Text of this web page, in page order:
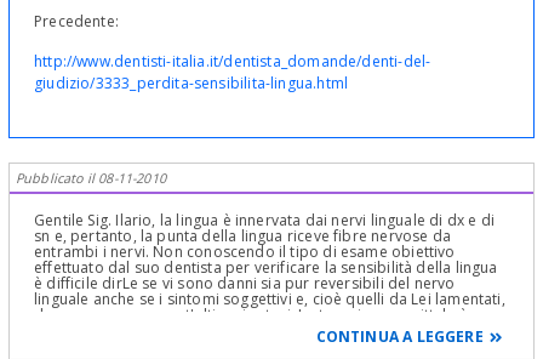
Precedente:
http://www.dentisti-italia.it/dentista_domande/denti-del-
giudizio/3333_perdita-sensibilita-lingua.html
Pubblicato il 08-11-2010
Gentile Sig. Ilario, la lingua è innervata dai nervi linguale di dx e di
sn e, pertanto, la punta della lingua riceve fibre nervose da
entrambi i nervi. Non conoscendo il tipo di esame obiettivo
effettuato dal suo dentista per verificare la sensibilità della lingua
è difficile dirLe se vi sono danni sia pur reversibili del nervo
linguale anche se i sintomi soggettivi e, cioè quelli da Lei lamentati,
depongono per quest'ultima ipotesi. La terapia prescrittale è
comunque valida ma, pur tuttavia, è bene seguire nel corso delle
prossime settimane l'evoluzione della situazione. Cordiali saluti
CONTINUA A LEGGERE